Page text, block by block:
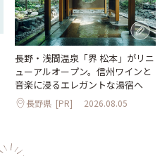
長野・浅間温泉「界 松本」がリニ
ューアルオープン。信州ワインと
音楽に浸るエレガントな湯宿へ
長野県 [PR] 2026.08.05